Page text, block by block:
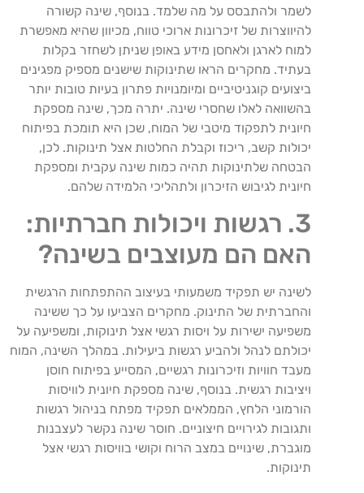
לשמר ולהתבסס על מה שלמד. בנוסף, שינה קשורה
להיווצרות של זיכרונות ארוכי טווח, מכיוון שהיא מאפשרת
למוח לארגן ולאחסן מידע באופן שניתן לשחזר בקלות
בעתיד. מחקרים הראו שתינוקות שישנים מספיק מפגינים
ביצועים קוגניטיביים ומיומנויות פתרון בעיות טובות יותר
בהשוואה לאלו שחסרי שינה. יתרה מכך, שינה מספקת
חיונית לתפקוד מיטבי של המוח, שכן היא תומכת בפיתוח
יכולות קשב, ריכוז וקבלת החלטות אצל תינוקות. לכן,
הבטחה שלתינוקות תהיה כמות שינה עקבית ומספקת
חיונית לגיבוש הזיכרון ולתהליכי הלמידה שלהם.
3. רגשות ויכולות חברתיות:
האם הם מעוצבים בשינה?
לשינה יש תפקיד משמעותי בעיצוב ההתפתחות הרגשית
והחברתית של התינוק. מחקרים הצביעו על כך ששינה
משפיעה ישירות על ויסות רגשי אצל תינוקות, ומשפיעה על
יכולתם לנהל ולהביע רגשות ביעילות. במהלך השינה, המוח
מעבד חוויות וזיכרונות רגשיים, המסייע בפיתוח חוסן
ויציבות רגשית. בנוסף, שינה מספקת חיונית לוויסות
הורמוני הלחץ, הממלאים תפקיד מפתח בניהול רגשות
ותגובות לגירויים חיצוניים. חוסר שינה נקשר לעצבנות
מוגברת, שינויים במצב הרוח וקושי בוויסות רגשי אצל
תינוקות.